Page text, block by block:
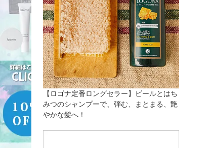
【ロゴナ定番ロングセラー】ビールとはち
みつのシャンプーで、弾む、まとまる、艶
やかな髪へ！